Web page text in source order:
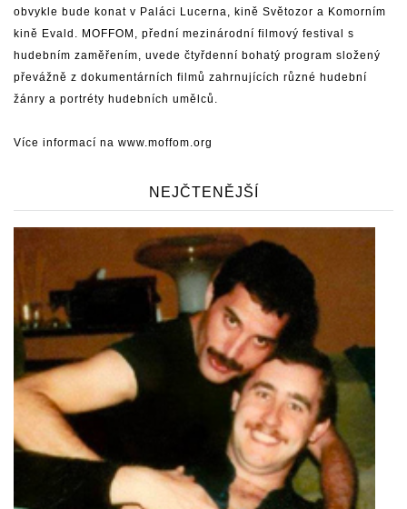
obvykle bude konat v Paláci Lucerna, kině Světozor a Komorním
kině Evald. MOFFOM, přední mezinárodní filmový festival s
hudebním zaměřením, uvede čtyřdenní bohatý program složený
převážně z dokumentárních filmů zahrnujících různé hudební
žánry a portréty hudebních umělců.
Více informací na www.moffom.org
NEJČTENĚJŠÍ